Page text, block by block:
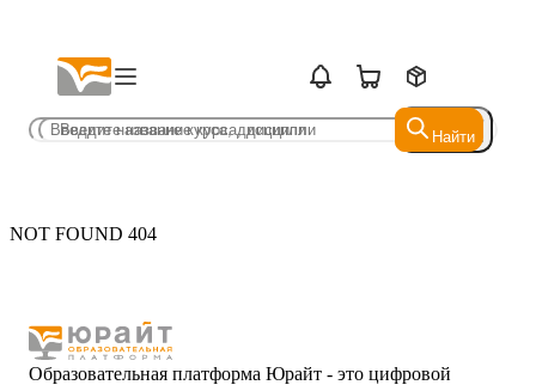
Найти
Найти
NOT FOUND 404
Образовательная платформа Юрайт - это цифровой